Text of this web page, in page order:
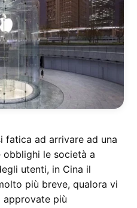
fatica ad arrivare ad una
obblighi le società a
utenti, in Cina il
più breve, qualora vi
approvate più